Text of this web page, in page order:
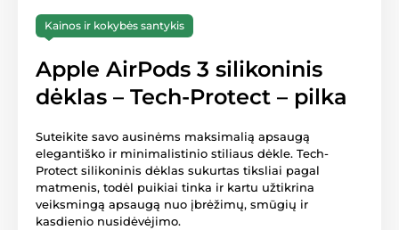
Kainos ir kokybės santykis
Apple AirPods 3 silikoninis
dėklas – Tech-Protect – pilka
Suteikite savo ausinėms maksimalią apsaugą
elegantiško ir minimalistinio stiliaus dėkle. Tech-
Protect silikoninis dėklas sukurtas tiksliai pagal
matmenis, todėl puikiai tinka ir kartu užtikrina
veiksmingą apsaugą nuo įbrėžimų, smūgių ir
kasdienio nusidėvėjimo.